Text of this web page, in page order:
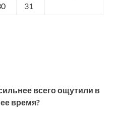
31
всего ощутили в
время?